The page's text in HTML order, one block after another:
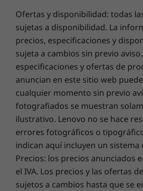
Alto brillo, que facilita la
exteriores.
Sensores
Lector de huellas
Proximidad
Acelerómetro
Luz ambiental
Giroscopio
Sensor SAR
Hub de sensores
Brújula electrónica
Seguridad
Lector de huellas
Desbloqueo facial
Ofertas y disponibilidad: todas
sujetas a disponibilidad. La
precios, especificaciones y
sujeta a cambios sin previo aviso.
especificaciones y ofertas de
anuncian en este sitio web
cualquier momento sin previo
fotografiados se muestran
ilustrativo. Lenovo no se hace
errores fotográficos o
indican aquí incluyen un sistema
Precios: los precios anunciados
el IVA. Los precios y las ofertas
sujetos a cambios hasta que se